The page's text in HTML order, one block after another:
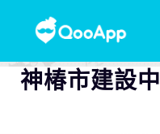
神椿市建設中